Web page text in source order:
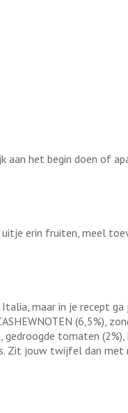
aan het begin doen of
erin fruiten, meel
maar in je recept
(6,5%),
ge­droog­de to­ma­ten
Zit jouw twijfel dan met